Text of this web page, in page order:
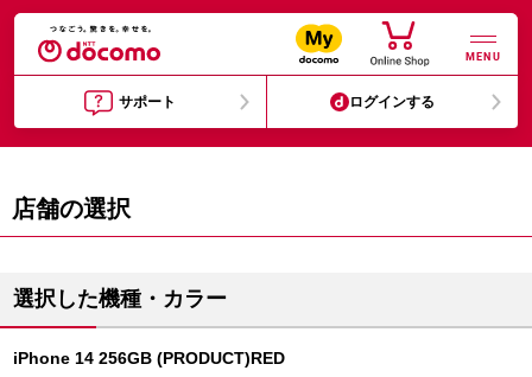
MENU
サポート ログインする
店舗の選択
選択した機種・カラー
iPhone 14 256GB (PRODUCT)RED